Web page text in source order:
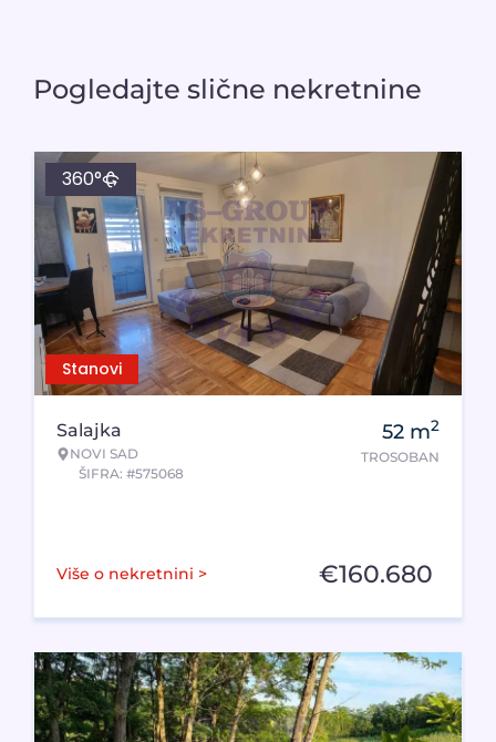
Pogledajte slične nekretnine
Stanovi
360°
Salajka
NOVI SAD
ŠIFRA: #575068
52 m2
TROSOBAN
Više o nekretnini > €160.680